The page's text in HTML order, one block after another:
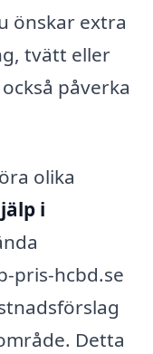
önskar extra
tvätt eller
påverka
olika
i
pris-hcbd.se
Detta